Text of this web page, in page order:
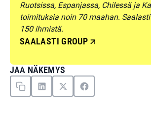
Ruotsissa, Espanjassa, Chilessä ja
toimituksia noin 70 maahan.
150 ihmistä.
SAALASTI GROUP
JAA NÄKEMYS